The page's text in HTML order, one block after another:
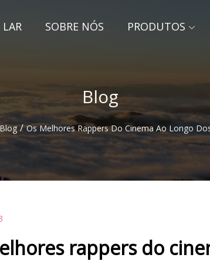
LAR SOBRE NÓS PRODUTOS
Blog
Blog / Os Melhores Rappers Do Cinema Ao Longo
rappers do